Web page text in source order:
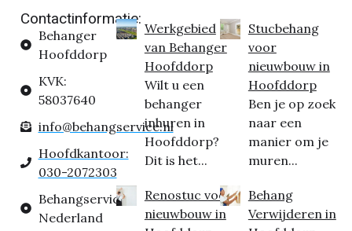
Contactinformatie:
Behanger
Hoofddorp
KVK:
58037640
info@behangservice.nl
Hoofdkantoor:
030-2072303
Behangservice
Nederland
Werkgebied
van Behanger
Hoofddorp
Wilt u een
behanger
inhuren in
Hoofddorp?
Dit is het...
Renostuc voor
nieuwbouw in
Stucbehang
voor
nieuwbouw in
Hoofddorp
Ben je op zoek
naar een
manier om je
muren...
Behang
Verwijderen in